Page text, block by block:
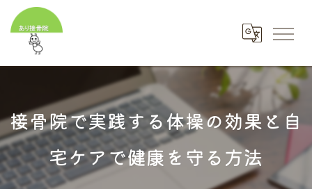
接骨院で実践する体操の効果と自
宅ケアで健康を守る方法